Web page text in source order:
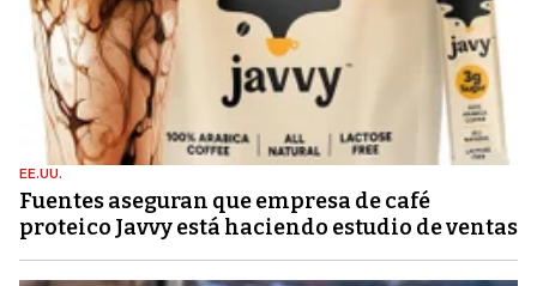
EE.UU.
Fuentes aseguran que empresa de café
proteico Javvy está haciendo estudio de ventas